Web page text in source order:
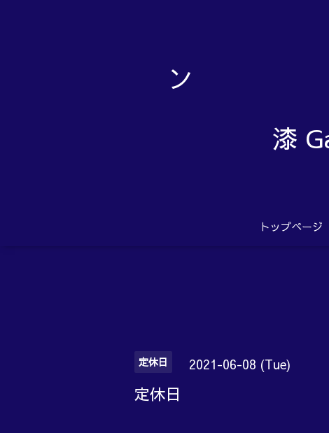
漆
トップページ
定休日 2021-06-08 (Tue)
定休日